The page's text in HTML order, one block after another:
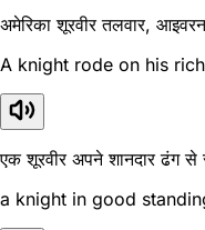
अमेरिका शूरवीर तलवार,
A knight rode on his
एक शूरवीर अपने शानदार ढंग से
a knight in good